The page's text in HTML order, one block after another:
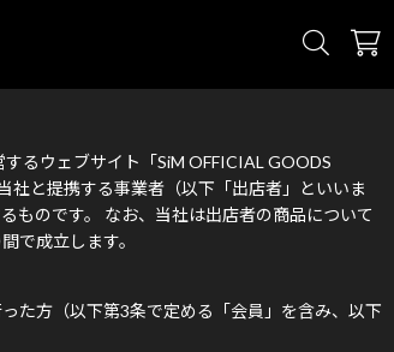
るウェブサイト「SiM OFFICIAL GOODS
社と提携する事業者（以下「出店者」といいま
ものです。 なお、当社は出店者の商品について
で成立します。
た方（以下第3条で定める「会員」を含み、以下